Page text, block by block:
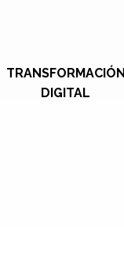
TRANSFORMACIÓN
DIGITAL